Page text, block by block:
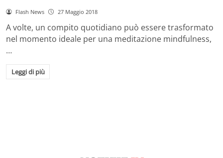
Flash News 27 Maggio 2018
A volte, un compito quotidiano può essere trasformato
nel momento ideale per una meditazione mindfulness,
…
Leggi di più